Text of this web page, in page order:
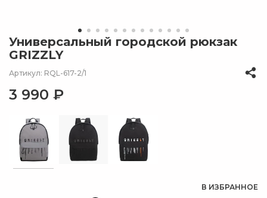
Универсальный городской рюкзак
GRIZZLY
Артикул: RQL-617-2/1
3 990 ₽
В ИЗБРАННОЕ